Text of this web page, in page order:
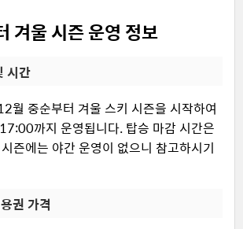
겨울 시즌 운영 정보
시간
월 중순부터 겨울 스키 시즌을 시작하여
까지 운영됩니다. 탑승 마감 시간은
즌에는 야간 운영이 없으니 참고하시기
권 가격